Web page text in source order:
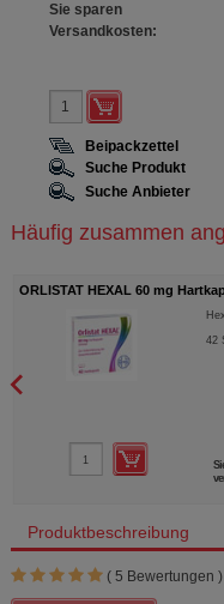
Sie sparen
Versandkosten:
Beipackzettel
Suche Produkt
Suche Anbieter
Häufig zusammen
ORLISTAT HEXAL 60 mg
42
Produktbeschreibung
( 5 Bewertungen )